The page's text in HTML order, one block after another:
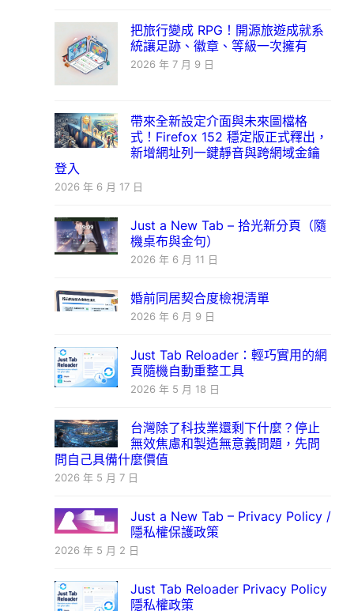
把旅行變成 RPG！開源旅遊成就系
統讓足跡、徽章、等級一次擁有
2026 年 7 月 9 日
帶來全新設定介面與未來圖檔格
式！Firefox 152 穩定版正式釋出，
新增網址列一鍵靜音與跨網域金鑰
登入
2026 年 6 月 17 日
Just a New Tab – 拾光新分頁（隨
機桌布與金句）
2026 年 6 月 11 日
婚前同居契合度檢視清單
2026 年 6 月 9 日
Just Tab Reloader：輕巧實用的網
頁隨機自動重整工具
2026 年 5 月 18 日
台灣除了科技業還剩下什麼？停止
無效焦慮和製造無意義問題，先問
問自己具備什麼價值
2026 年 5 月 7 日
Just a New Tab – Privacy Policy /
隱私權保護政策
2026 年 5 月 2 日
Just Tab Reloader Privacy Policy
隱私權政策